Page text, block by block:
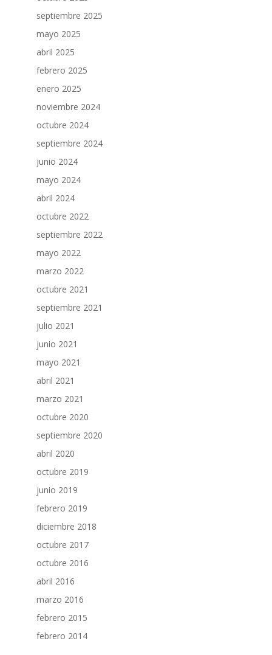
septiembre 2025
mayo 2025
abril 2025
febrero 2025
enero 2025
noviembre 2024
octubre 2024
septiembre 2024
junio 2024
mayo 2024
abril 2024
octubre 2022
septiembre 2022
mayo 2022
marzo 2022
octubre 2021
septiembre 2021
julio 2021
junio 2021
mayo 2021
abril 2021
marzo 2021
octubre 2020
septiembre 2020
abril 2020
octubre 2019
junio 2019
febrero 2019
diciembre 2018
octubre 2017
octubre 2016
abril 2016
marzo 2016
febrero 2015
febrero 2014